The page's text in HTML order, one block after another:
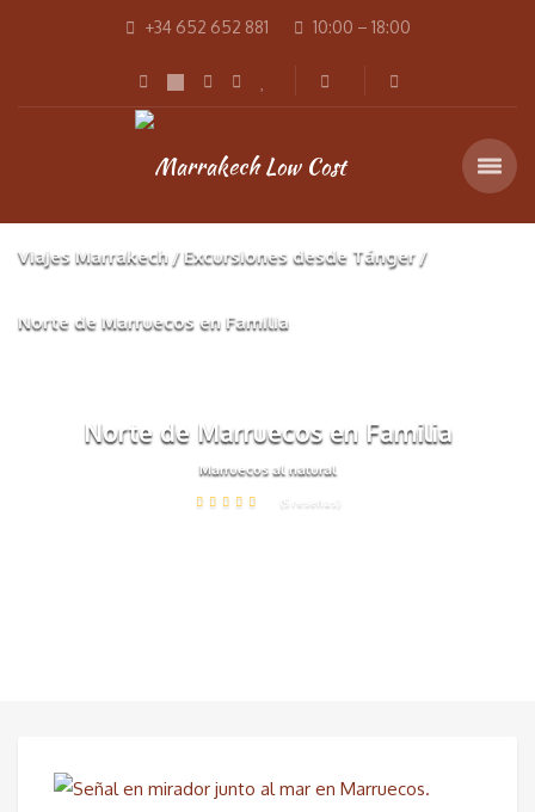
+34 652 652 881 10:00 – 18:00
Viajes Marrakech Excursiones desde Tánger
Norte de Marruecos en Familia
Norte de Marruecos en Familia
Marruecos al natural
(5 reseñas)